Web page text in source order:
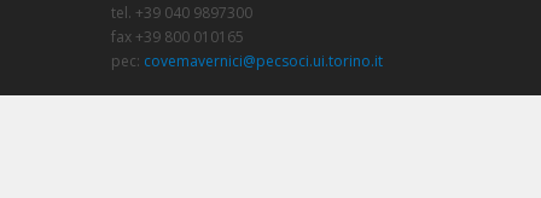
tel. +39 040 9897300
fax +39 800 010165
pec: covemavernici@pecsoci.ui.torino.it